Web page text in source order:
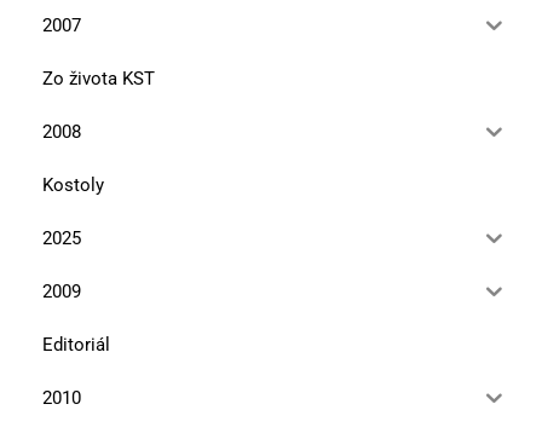
2007
Zo života KST
2008
Kostoly
2025
2009
Editoriál
2010